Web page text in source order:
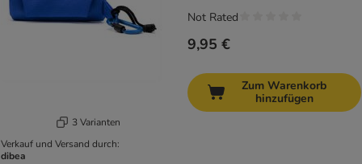
3 Varianten
Verkauf und Versand durch:
dibea
9,95 €
Not Rated
Zum Warenkorb
hinzufügen